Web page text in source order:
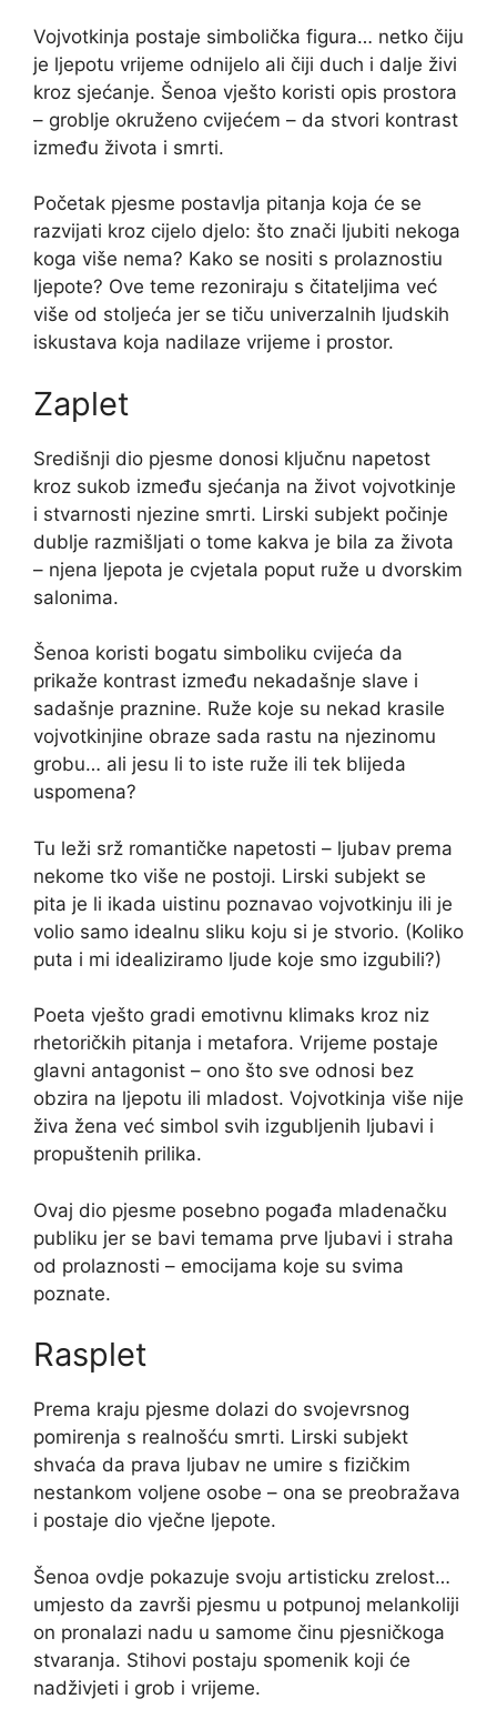
Vojvotkinja postaje simbolička figura… netko čiju
je ljepotu vrijeme odnijelo ali čiji duch i dalje živi
kroz sjećanje. Šenoa vješto koristi opis prostora
– groblje okruženo cvijećem – da stvori kontrast
između života i smrti.
Početak pjesme postavlja pitanja koja će se
razvijati kroz cijelo djelo: što znači ljubiti nekoga
koga više nema? Kako se nositi s prolaznostiu
ljepote? Ove teme rezoniraju s čitateljima već
više od stoljeća jer se tiču univerzalnih ljudskih
iskustava koja nadilaze vrijeme i prostor.
Zaplet
Središnji dio pjesme donosi ključnu napetost
kroz sukob između sjećanja na život vojvotkinje
i stvarnosti njezine smrti. Lirski subjekt počinje
dublje razmišljati o tome kakva je bila za života
– njena ljepota je cvjetala poput ruže u dvorskim
salonima.
Šenoa koristi bogatu simboliku cvijeća da
prikaže kontrast između nekadašnje slave i
sadašnje praznine. Ruže koje su nekad krasile
vojvotkinjine obraze sada rastu na njezinomu
grobu… ali jesu li to iste ruže ili tek blijeda
uspomena?
Tu leži srž romantičke napetosti – ljubav prema
nekome tko više ne postoji. Lirski subjekt se
pita je li ikada uistinu poznavao vojvotkinju ili je
volio samo idealnu sliku koju si je stvorio. (Koliko
puta i mi idealiziramo ljude koje smo izgubili?)
Poeta vješto gradi emotivnu klimaks kroz niz
rhetoričkih pitanja i metafora. Vrijeme postaje
glavni antagonist – ono što sve odnosi bez
obzira na ljepotu ili mladost. Vojvotkinja više nije
živa žena već simbol svih izgubljenih ljubavi i
propuštenih prilika.
Ovaj dio pjesme posebno pogađa mladenačku
publiku jer se bavi temama prve ljubavi i straha
od prolaznosti – emocijama koje su svima
poznate.
Rasplet
Prema kraju pjesme dolazi do svojevrsnog
pomirenja s realnošću smrti. Lirski subjekt
shvaća da prava ljubav ne umire s fizičkim
nestankom voljene osobe – ona se preobražava
i postaje dio vječne ljepote.
Šenoa ovdje pokazuje svoju artisticku zrelost…
umjesto da završi pjesmu u potpunoj melankoliji
on pronalazi nadu u samome činu pjesničkoga
stvaranja. Stihovi postaju spomenik koji će
nadživjeti i grob i vrijeme.